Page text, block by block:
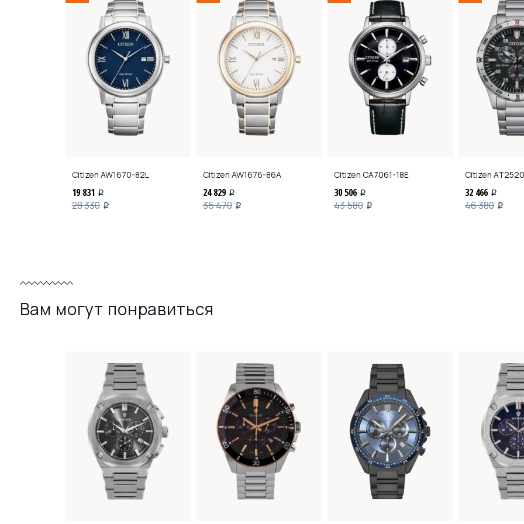
Citizen AW1670-82L
19 831 i
28 330 i
Citizen AW1676-86A
24 829 i
35 470 i
Citizen CA7061-18E
30 506 i
43 580 i
Citizen
32 466 i
46 380 i
Вам могут понравиться